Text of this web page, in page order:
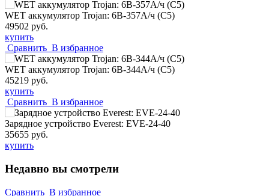
WET аккумулятор Trojan: 6В-357А/ч (С5)
49502 руб.
купить
Сравнить В избранное
WET аккумулятор Trojan: 6В-344А/ч (С5)
45219 руб.
купить
Сравнить В избранное
Зарядное устройство Everest: EVE-24-40
35655 руб.
купить
Недавно вы смотрели
Сравнить В избранное